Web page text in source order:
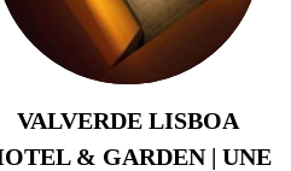
VALVERDE LISBOA
& GARDEN | UNE